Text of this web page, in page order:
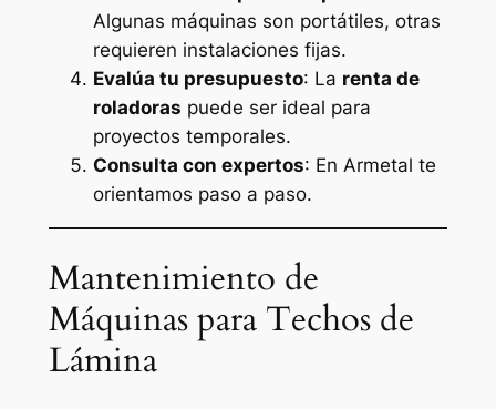
Algunas máquinas son portátiles, otras
requieren instalaciones fijas.
Evalúa tu presupuesto: La renta de
roladoras puede ser ideal para
proyectos temporales.
Consulta con expertos: En Armetal te
orientamos paso a paso.
Mantenimiento de
Máquinas para Techos de
Lámina